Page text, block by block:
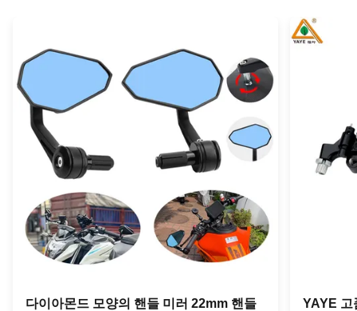
다이아몬드 모양의 핸들 미러 22mm 핸들
YAYE 고